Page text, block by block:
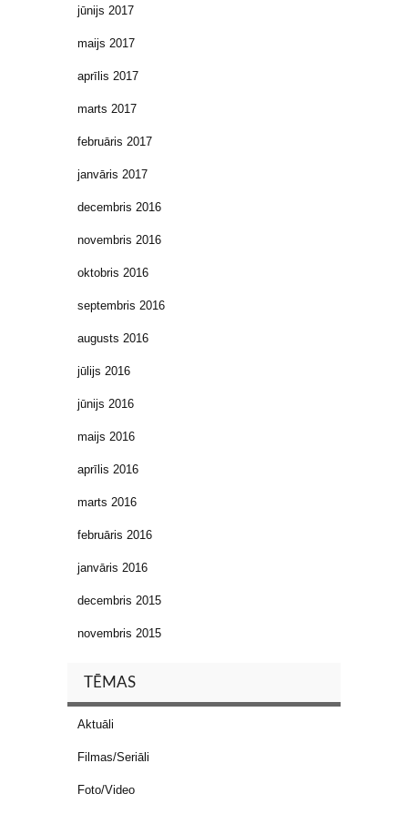
jūnijs 2017
maijs 2017
aprīlis 2017
marts 2017
februāris 2017
janvāris 2017
decembris 2016
novembris 2016
oktobris 2016
septembris 2016
augusts 2016
jūlijs 2016
jūnijs 2016
maijs 2016
aprīlis 2016
marts 2016
februāris 2016
janvāris 2016
decembris 2015
novembris 2015
TĒMAS
Aktuāli
Filmas/Seriāli
Foto/Video